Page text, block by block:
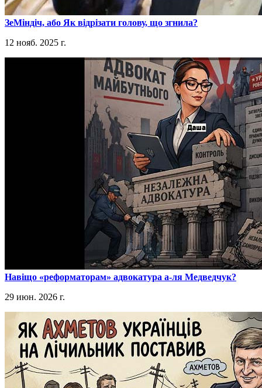
​ЗеМіндіч, або Як відрізати голову, що згнила?
12 нояб. 2025 г.
​Навіщо «реформаторам» адвокатура а-ля Медведчук?
29 июн. 2026 г.